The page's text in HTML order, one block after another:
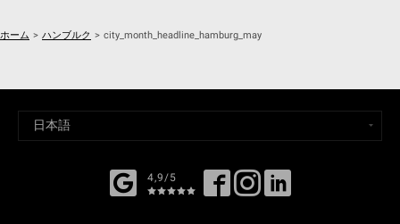
ホーム > ハンブルク > city_month_headline_hamburg_may
4,9/5